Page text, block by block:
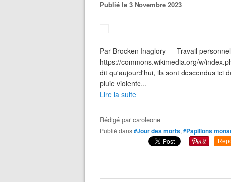
Publié le 3 Novembre 2023
Par Brocken Inaglory — Travail
https://commons.wikimedia.org/w/
dit qu'aujourd'hui, ils sont descendus ici
pluie violente...
Lire la suite
Rédigé parcaroleone
Publié dans#Jour des morts, #Papillons